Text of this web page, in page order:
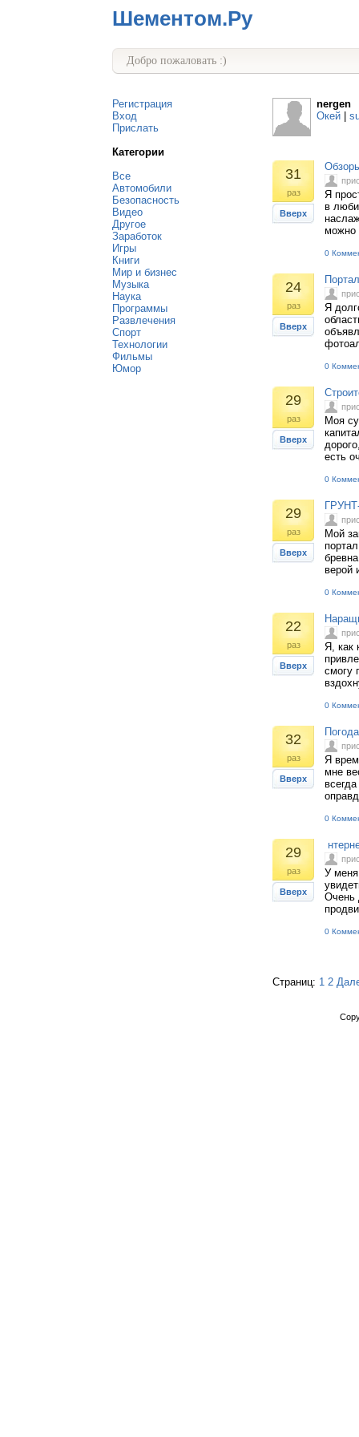
Шементом.Ру
Добро пожаловать :)
Регистрация
Вход
Прислать
Категории
Все
Автомобили
Безопасность
Видео
Другое
Заработок
Игры
Книги
Мир и бизнес
Музыка
Наука
Программы
Развлечения
Спорт
Технологии
Фильмы
Юмор
nergen
Окей
31
раз
Вверх
Я
в
можно
0
24
раз
Вверх
Я
0
29
раз
Вверх
Моя
есть
0
29
раз
Вверх
Мой
верой
0
22
раз
Вверх
Я, как
смогу
0
32
раз
Вверх
Я
мне
0
29
раз
Вверх
У меня
Очень
0
Страниц: 1 2